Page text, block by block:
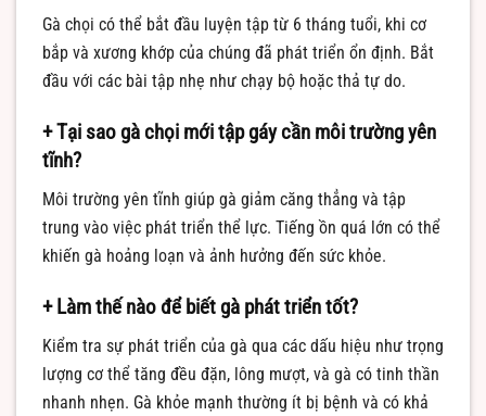
Gà chọi có thể bắt đầu luyện tập từ 6 tháng tuổi, khi cơ
bắp và xương khớp của chúng đã phát triển ổn định. Bắt
đầu với các bài tập nhẹ như chạy bộ hoặc thả tự do.
+ Tại sao gà chọi mới tập gáy cần môi trường yên
tĩnh?
Môi trường yên tĩnh giúp gà giảm căng thẳng và tập
trung vào việc phát triển thể lực. Tiếng ồn quá lớn có thể
khiến gà hoảng loạn và ảnh hưởng đến sức khỏe.
+ Làm thế nào để biết gà phát triển tốt?
Kiểm tra sự phát triển của gà qua các dấu hiệu như trọng
lượng cơ thể tăng đều đặn, lông mượt, và gà có tinh thần
nhanh nhẹn. Gà khỏe mạnh thường ít bị bệnh và có khả